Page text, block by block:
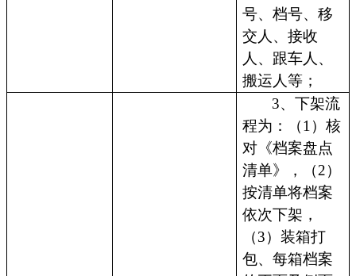
号、档号、移
交人、接收
人、跟车人、
搬运人等；
3、下架流
程为：（1）核
对《档案盘点
清单》，（2）
按清单将档案
依次下架，
（3）装箱打
包、每箱档案